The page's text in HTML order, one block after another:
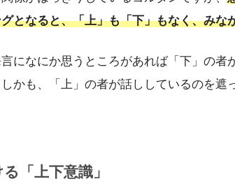
となると、「上」も「下」もなく、みな
言になにか思うところがあれば「下」の
かも、「上」の者が話ししているのを遮
「上下意識」